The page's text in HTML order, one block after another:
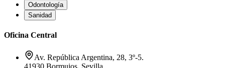
Odontología
Sanidad
Oficina Central
Av. República Argentina, 28, 3º-5.